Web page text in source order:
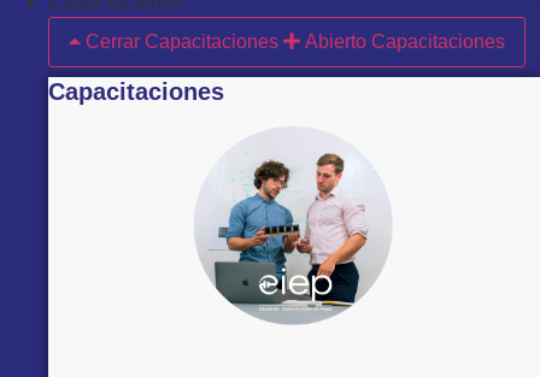
Cerrar Capacitaciones
Abierto Capacitaciones
Capacitaciones